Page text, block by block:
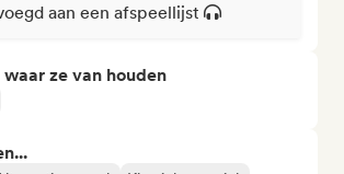
aan een afspeellijst
ze van houden